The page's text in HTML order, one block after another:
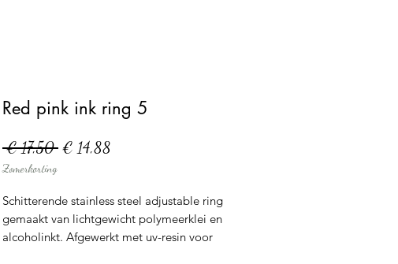
Red pink ink ring 5
€ 17,50 Normale
€ 14,88
Zomerkorting
Schitterende stainless steel adjustable ring
gemaakt van lichtgewicht polymeerklei en
alcoholinkt. Afgewerkt met uv-resin voor